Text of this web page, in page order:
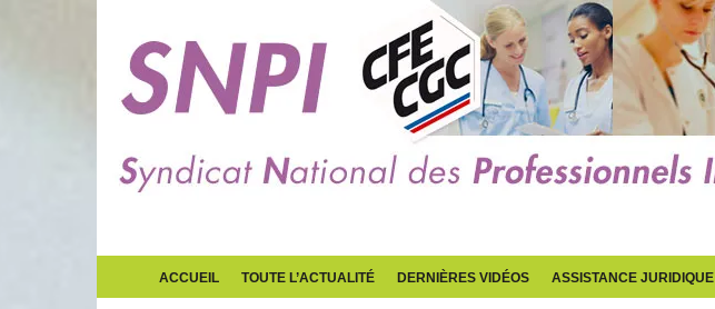
ACCUEIL TOUTE L’ACTUALITÉ DERNIÈRES VIDÉOS ASSISTANCE JURIDIQUE